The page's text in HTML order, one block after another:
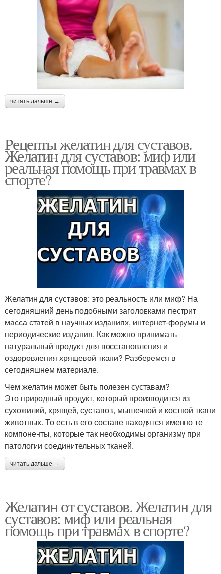
читать дальше →
Рецепты желатин для суставов.
Желатин для суставов: миф или
реальная помощь при травмах в
спорте?
Желатин для суставов: это реальность или миф? На
сегодняшний день подобными заголовками пестрит
масса статей в научных изданиях, интернет-форумы и
периодические издания. Как можно принимать
натуральный продукт для восстановления и
оздоровления хрящевой ткани? Разберемся в
сегодняшнем материале.
Чем желатин может быть полезен суставам?
Это природный продукт, который производится из
сухожилий, хрящей, суставов, мышечной и костной ткани
животных. То есть в его составе находятся именно те
компоненты, которые так необходимы организму при
патологии соединительных тканей.
читать дальше →
Желатин от суставов. Желатин для
суставов: миф или реальная
помощь при травмах в спорте?